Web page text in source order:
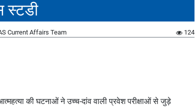
स्टडी
Current Affairs Team 124
की घटनाओं ने उच्च-दांव वाली प्रवेश परीक्षाओं से जुड़े